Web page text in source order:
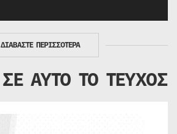
ΔΙΑΒΑΣΤΕ ΠΕΡΙΣΣΟΤΕΡΑ
ΣΕ ΑΥΤΟ ΤΟ ΤΕΥΧΟΣ